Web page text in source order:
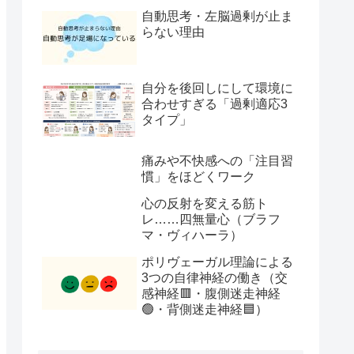
自動思考・左脳過剰が止ま
らない理由
自分を後回しにして環境に
合わせすぎる「過剰適応3
タイプ」
痛みや不快感への「注目習
慣」をほどくワーク
心の反射を変える筋ト
レ……四無量心（ブラフ
マ・ヴィハーラ）
ポリヴェーガル理論による
3つの自律神経の働き（交
感神経🟥・腹側迷走神経
🟢・背側迷走神経🟦）